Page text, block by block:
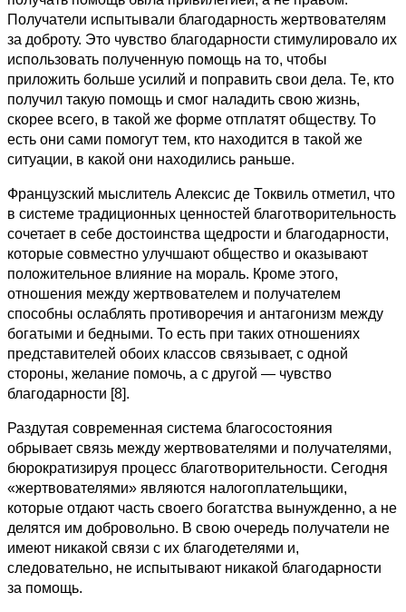
Получатели испытывали благодарность жертвователям
за доброту. Это чувство благодарности стимулировало их
использовать полученную помощь на то, чтобы
приложить больше усилий и поправить свои дела. Те, кто
получил такую помощь и смог наладить свою жизнь,
скорее всего, в такой же форме отплатят обществу. То
есть они сами помогут тем, кто находится в такой же
ситуации, в какой они находились раньше.
Французский мыслитель Алексис де Токвиль отметил, что
в системе традиционных ценностей благотворительность
сочетает в себе достоинства щедрости и благодарности,
которые совместно улучшают общество и оказывают
положительное влияние на мораль. Кроме этого,
отношения между жертвователем и получателем
способны ослаблять противоречия и антагонизм между
богатыми и бедными. То есть при таких отношениях
представителей обоих классов связывает, с одной
стороны, желание помочь, а с другой — чувство
благодарности [8].
Раздутая современная система благосостояния
обрывает связь между жертвователями и получателями,
бюрократизируя процесс благотворительности. Сегодня
«жертвователями» являются налогоплательщики,
которые отдают часть своего богатства вынужденно, а не
делятся им добровольно. В свою очередь получатели не
имеют никакой связи с их благодетелями и,
следовательно, не испытывают никакой благодарности
за помощь.